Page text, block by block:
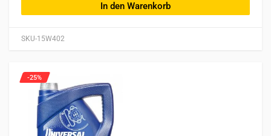
SKU-15W402
In den Warenkorb
-25%